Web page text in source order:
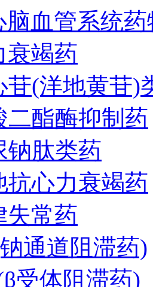
脑血管系统药
衰竭药
苷(洋地黄苷)
二酯酶抑制药
钠肽类药
抗心力衰竭药
失常药
钠通道阻滞药)
受体阻滞药)